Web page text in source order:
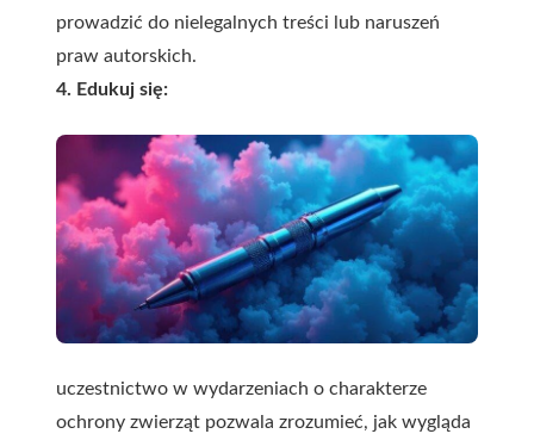
prowadzić do nielegalnych treści lub naruszeń
praw autorskich.
4. Edukuj się:
uczestnictwo w wydarzeniach o charakterze
ochrony zwierząt pozwala zrozumieć, jak wygląda